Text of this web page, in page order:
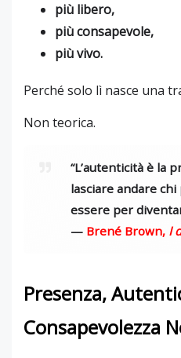
più libero,
più consapevole,
più vivo.
Perché solo lì nasce una
Non teorica.
“L’autenticità è la
lasciare andare
essere per
— Brené Brown, I
Presenza,
Consapevolezza